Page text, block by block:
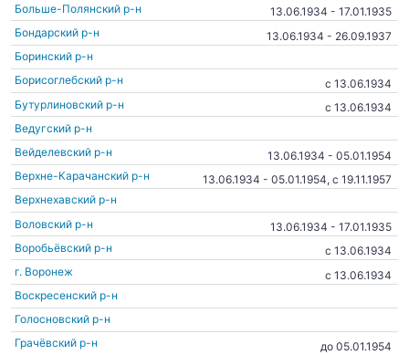
Больше-Полянский р-н
13.06.1934 - 17.01.1935
Бондарский р-н
13.06.1934 - 26.09.1937
Боринский р-н
Борисоглебский р-н
c 13.06.1934
Бутурлиновский р-н
c 13.06.1934
Ведугский р-н
Вейделевский р-н
13.06.1934 - 05.01.1954
Верхне-Карачанский р-н
13.06.1934 - 05.01.1954, c 19.11.1957
Верхнехавский р-н
Воловский р-н
13.06.1934 - 17.01.1935
Воробьёвский р-н
c 13.06.1934
г. Воронеж
c 13.06.1934
Воскресенский р-н
Голосновский р-н
Грачёвский р-н
до 05.01.1954